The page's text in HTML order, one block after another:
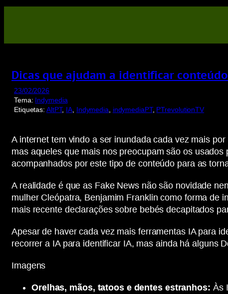
Saltar
conteúdo
Dicas que ajudam a identificar
23/02/2026
Tema: Indymedia
Etiquetas: AltPT, IA, Indymedia, indymediaPT, PTrevolutionTV
A internet tem vindo a ser inundada cada vez mais
mas aqueles que mais nos preocupam são os
acompanhados por este tipo de conteúdo para as
A realidade é que as Fake News não são novidade
mulher Cleópatra, Benjamim Franklin como forma de
mais recente declarações sobre bebés decapitados
Apesar de haver cada vez mais ferramentas IA para
recorrer a IA para identificar IA, mas ainda há alguns
Imagens
Orelhas, mãos, tatoos e dentes estranhos: Às